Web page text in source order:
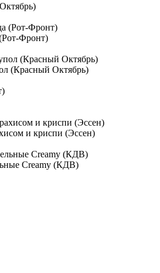
Фронт)
(Красный Октябрь)
и криспи (Эссен)
Creamy (КДВ)